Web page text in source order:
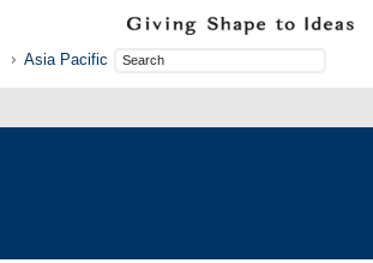
Asia Pacific